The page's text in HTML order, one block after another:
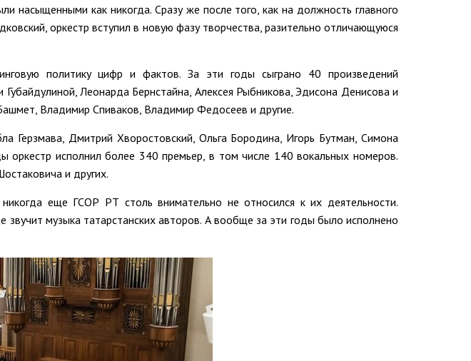
насыщенными как никогда. Сразу же после того, как на должность главного
оркестр вступил в новую фазу творчества, разительно отличающуюся
политику цифр и фактов. За эти годы сыграно 40 произведений
Леонарда Бернстайна, Алексея Рыбникова, Эдисона Денисова и
Владимир Спиваков, Владимир Федосеев и другие.
Дмитрий Хворостовский, Ольга Бородина, Игорь Бутман, Симона
оркестр исполнил более 340 премьер, в том числе 140 вокальных номеров.
и других.
еще ГСОР РТ столь внимательно не относился к их деятельности.
музыка татарстанских авторов. А вообще за эти годы было исполнено